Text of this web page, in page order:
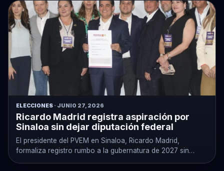
ELECCIONES · JUNIO 27, 2026
Ricardo Madrid registra aspiración por
Sinaloa sin dejar diputación federal
El presidente del PVEM en Sinaloa, Ricardo Madrid,
formaliza registro rumbo a la gubernatura de 2027 sin